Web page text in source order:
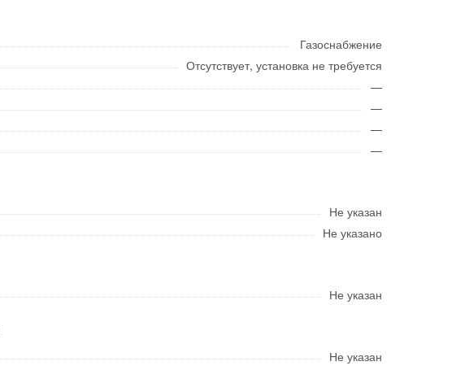
Газоснабжение
Отсутствует, установка не требуется
—
—
—
—
Не указан
Не указано
Не указан
Не указан